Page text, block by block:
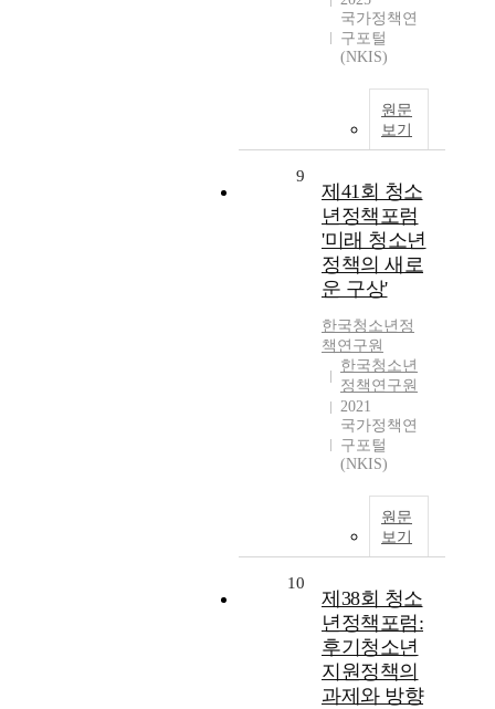
국가정책연
구포털
(NKIS)
원문
보기
9
제41회 청소
년정책포럼
'미래 청소년
정책의 새로
운 구상'
한국청소년정
책연구원
한국청소년
정책연구원
2021
국가정책연
구포털
(NKIS)
원문
보기
10
제38회 청소
년정책포럼:
후기청소년
지원정책의
과제와 방향